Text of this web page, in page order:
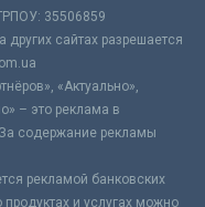
35506859
сайтах разрешается
«Актуально»,
– это реклама в
содержание рекламы
рекламой банковских
и услугах можно